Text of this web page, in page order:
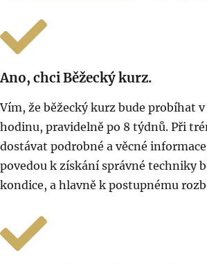
Ano, chci Běžecký kurz.
Vím, že běžecký kurz bude probíhat
hodinu, pravidelně po 8 týdnů. Při
dostávat podrobné a věcné
povedou k získání správné techniky
kondice, a hlavně k postupnému